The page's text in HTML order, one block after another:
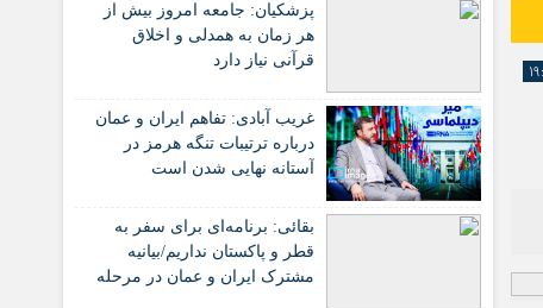
سروش
ایتا
آپارات
اپلیکیشن
مرا به خاطر بسپار
اقتصاد
سیاسی
پزشکیان: جامعه امروز بیش از
هر زمان به همدلی و اخلاق
قرآنی نیاز دارد
غریب آبادی: تفاهم ایران و عمان
درباره ترتیبات تنگه هرمز در
آستانه نهایی شدن است
بقائی: برنامه‌ای برای سفر به
قطر و پاکستان نداریم/بیانیه
مشترک ایران و عمان در مرحله